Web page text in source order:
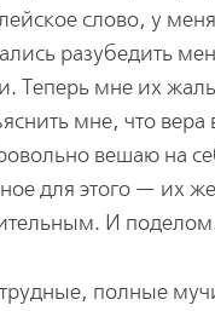
слово, у
разубедить
Теперь мне их
мне, что
вешаю на
для этого — их
И
трудные, полные